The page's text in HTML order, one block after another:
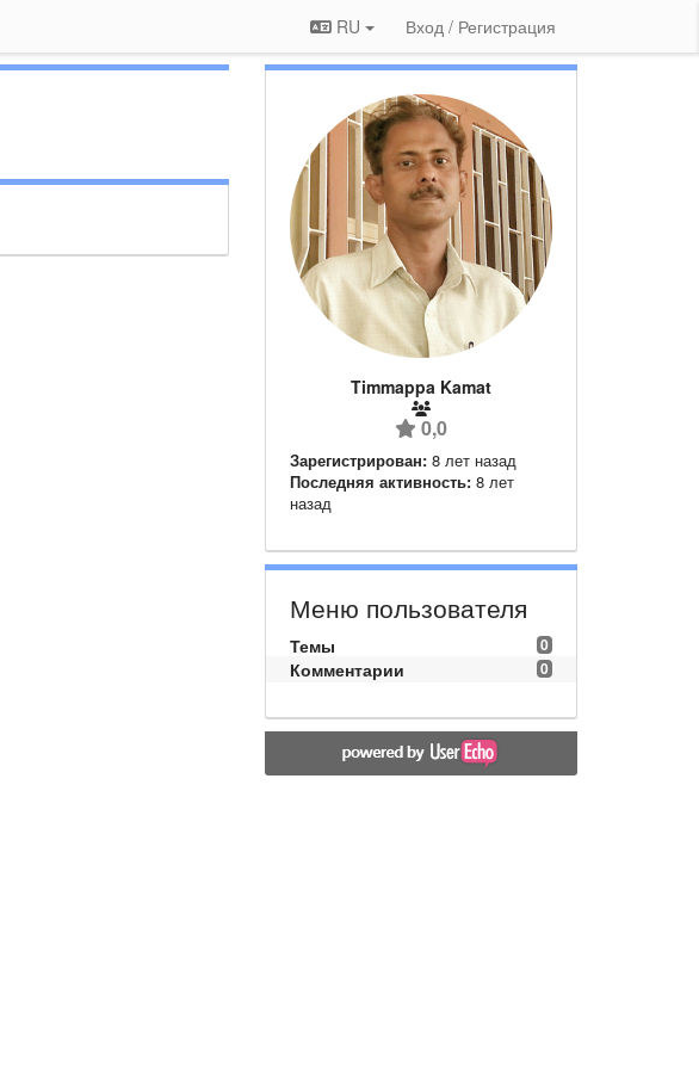
RU Вход / Регистрация
Timmappa Kamat
0,0
Зарегистрирован: 8 лет назад
Последняя активность: 8 лет
назад
Меню пользователя
0
Темы
0
Комментарии